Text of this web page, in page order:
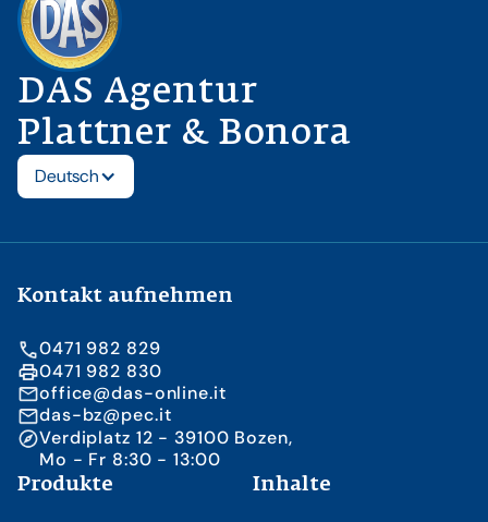
DAS Agentur
Plattner & Bonora
Deutsch
Kontakt aufnehmen
0471 982 829
0471 982 830
office@das-online.it
das-bz@pec.it
Verdiplatz 12 - 39100 Bozen,
Mo - Fr 8:30 - 13:00
Produkte Inhalte